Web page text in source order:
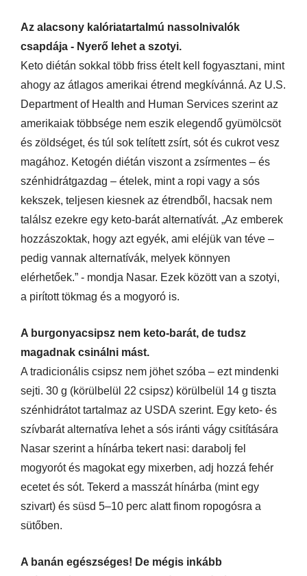
Az alacsony kalóriatartalmú nassolnivalók
csapdája - Nyerő lehet a szotyi.
Keto diétán sokkal több friss ételt kell fogyasztani, mint
ahogy az átlagos amerikai étrend megkívánná. Az U.S.
Department of Health and Human Services szerint az
amerikaiak többsége nem eszik elegendő gyümölcsöt
és zöldséget, és túl sok telített zsírt, sót és cukrot vesz
magához. Ketogén diétán viszont a zsírmentes – és
szénhidrátgazdag – ételek, mint a ropi vagy a sós
kekszek, teljesen kiesnek az étrendből, hacsak nem
találsz ezekre egy keto-barát alternatívát. „Az emberek
hozzászoktak, hogy azt egyék, ami eléjük van téve –
pedig vannak alternatívák, melyek könnyen
elérhetőek.” - mondja Nasar. Ezek között van a szotyi,
a pirított tökmag és a mogyoró is.
A burgonyacsipsz nem keto-barát, de tudsz
magadnak csinálni mást.
A tradicionális csipsz nem jöhet szóba – ezt mindenki
sejti. 30 g (körülbelül 22 csipsz) körülbelül 14 g tiszta
szénhidrátot tartalmaz az USDA szerint. Egy keto- és
szívbarát alternatíva lehet a sós iránti vágy csitítására
Nasar szerint a hínárba tekert nasi: darabolj fel
mogyorót és magokat egy mixerben, adj hozzá fehér
ecetet és sót. Tekerd a masszát hínárba (mint egy
szivart) és süsd 5–10 perc alatt finom ropogósra a
sütőben.
A banán egészséges! De mégis inkább